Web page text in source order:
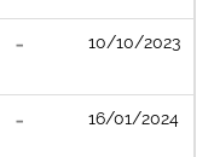
10/10/2023
16/01/2024